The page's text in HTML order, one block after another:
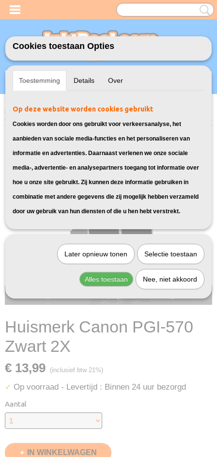
Inloggen Registreren
UW WINKELWAGEN
Home>Inktcartridges >Geschikt voor Canon>Huismerk Canon PGI-
Huismerk Canon PGI-570
Zwart 2X
€ 13,99 (inclusief btw 21%)
✓ Op voorraad - Levertijd : Binnen 24 uur bezorgd
Aantal
IN WINKELWAGEN
Cookies toestaan Opties
Toestemming Details Over
Op deze website worden cookies gebruikt
Cookies worden door ons gebruikt voor verkeersanalyse, het
aanbieden van sociale media-functies en het personaliseren van
informatie en advertenties. Daarnaast verlenen we onze sociale
media-, advertentie- en analysepartners toegang tot informatie over
hoe u onze site gebruikt. Zij kunnen deze informatie gebruiken in
combinatie met andere gegevens die zij mogelijk hebben verzameld
door uw gebruik van hun diensten of die u hen hebt verstrekt.
Later opnieuw tonen Selectie toestaan
Alles toestaan Nee, niet akkoord